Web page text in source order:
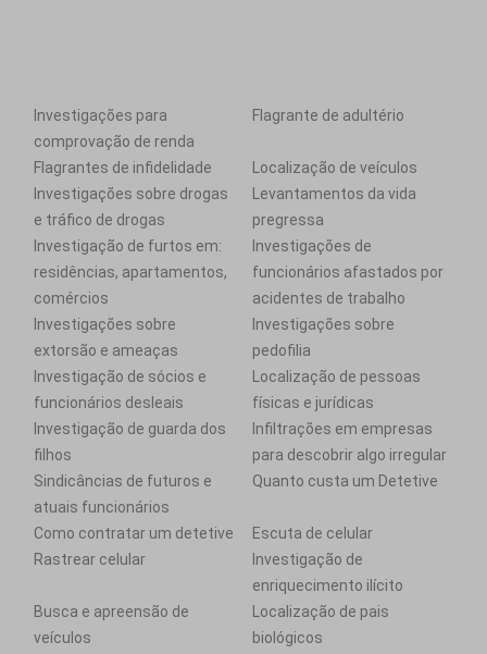
Investigações para
comprovação de renda
Flagrante de adultério
Flagrantes de infidelidade
Localização de veículos
Investigações sobre drogas
e tráfico de drogas
Levantamentos da vida
pregressa
Investigação de furtos em:
residências, apartamentos,
comércios
Investigações de
funcionários afastados por
acidentes de trabalho
Investigações sobre
extorsão e ameaças
Investigações sobre
pedofilia
Investigação de sócios e
funcionários desleais
Localização de pessoas
físicas e jurídicas
Investigação de guarda dos
filhos
Infiltrações em empresas
para descobrir algo irregular
Sindicâncias de futuros e
atuais funcionários
Quanto custa um Detetive
Como contratar um detetive
Escuta de celular
Rastrear celular
Investigação de
enriquecimento ilícito
Busca e apreensão de
veículos
Localização de pais
biológicos